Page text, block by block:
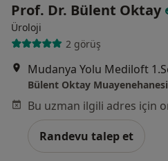
Prof. Dr. Bülent Oktay
Üroloji
2 görüş
Bülent Oktay Muayenehanesi
Randevu talep et